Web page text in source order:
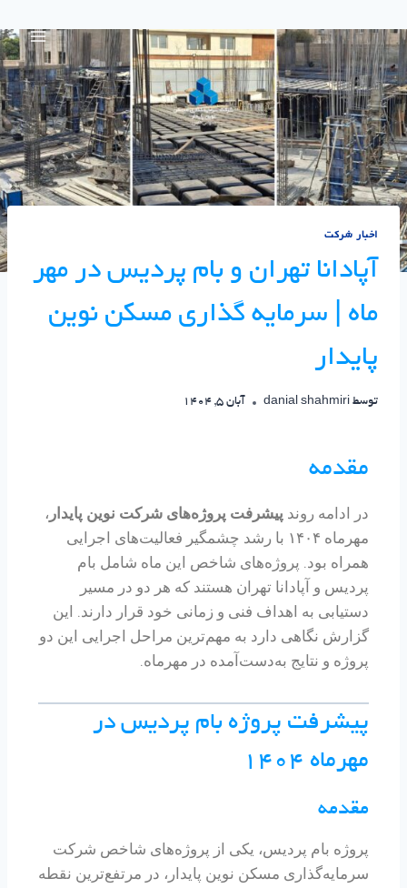
اخبار شرکت
آپادانا تهران و بام پردیس در مهر
ماه | سرمایه گذاری مسکن نوین
پایدار
توسط danial shahmiri آبان 5, 1404
مقدمه
در ادامه روند پیشرفت پروژه‌های شرکت نوین پایدار ،
مهرماه ۱۴۰۴ با رشد چشمگیر فعالیت‌های اجرایی
همراه بود. پروژه‌های شاخص این ماه شامل بام
پردیس و آپادانا تهران هستند که هر دو در مسیر
دستیابی به اهداف فنی و زمانی خود قرار دارند. این
گزارش نگاهی دارد به مهم‌ترین مراحل اجرایی این دو
پروژه و نتایج به‌دست‌آمده در مهرماه.
پیشرفت پروژه بام پردیس در
مهرماه ۱۴۰۴
مقدمه
پروژه بام پردیس، یکی از پروژه‌های شاخص شرکت
سرمایه‌گذاری مسکن نوین پایدار، در مرتفع‌ترین نقطه